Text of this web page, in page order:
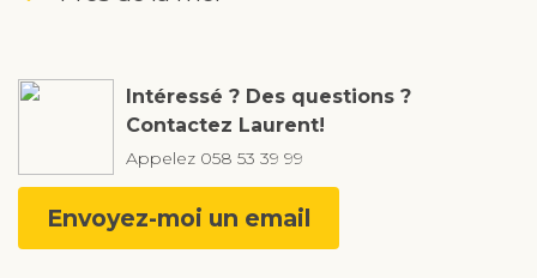
Intéressé ? Des questions ?
Contactez Laurent!
Appelez 058 53 39 99
Envoyez-moi un email